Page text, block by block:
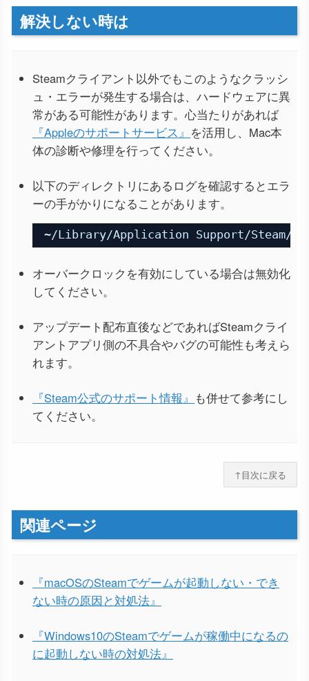
解決しない時は
Steamクライアント以外でもこのようなクラッシ
ュ・エラーが発生する場合は、ハードウェアに異
常がある可能性があります。心当たりがあれば
『Appleのサポートサービス』 を活用し、Mac本
体の診断や修理を行ってください。
以下のディレクトリにあるログを確認するとエラ
ーの手がかりになることがあります。
~/Library/Application Support/Steam/
オーバークロックを有効にしている場合は無効化
してください。
アップデート配布直後などであればSteamクライ
アントアプリ側の不具合やバグの可能性も考えら
れます。
『Steam公式のサポート情報』 も併せて参考にし
てください。
↑目次に戻る
関連ページ
『macOSのSteamでゲームが起動しない・でき
ない時の原因と対処法』
『Windows10のSteamでゲームが稼働中になるの
に起動しない時の対処法』